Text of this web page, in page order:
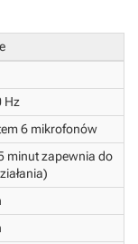
Hz
6 mikrofonów
minut zapewnia do